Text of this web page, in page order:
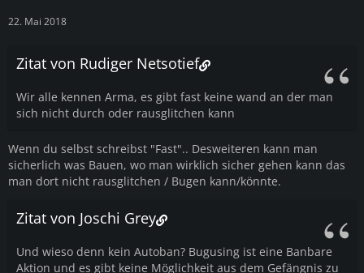
22. Mai 2018
Zitat von Rudiger Netsotief
Wir alle kennen Arma, es gibt fast keine wand an der man
sich nicht durch oder rausglitchen kann
Wenn du selbst schreibst "Fast".. Desweiteren kann man
sicherlich was Bauen, wo man wirklich sicher gehen kann das
man dort nicht rausglitchen / Bugen kann/könnte.
Zitat von Joschi Grey
Und wieso denn kein Autoban? Bugusing ist eine Banbare
Aktion und es gibt keine Möglichkeit aus dem Gefängnis zu